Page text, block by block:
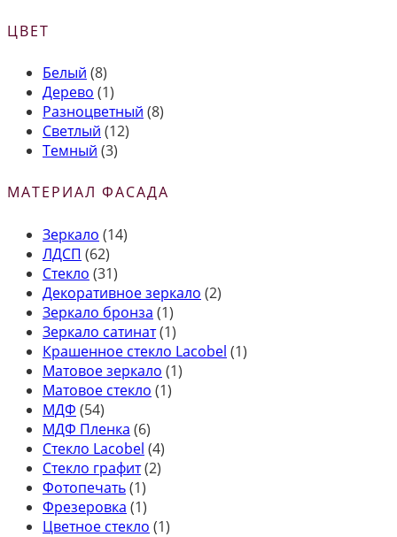
ЦВЕТ
Белый (8)
Дерево (1)
Разноцветный (8)
Светлый (12)
Темный (3)
МАТЕРИАЛ ФАСАДА
Зеркало (14)
ЛДСП (62)
Стекло (31)
Декоративное зеркало (2)
Зеркало бронза (1)
Зеркало сатинат(1)
Крашенное стекло Lacobel (1)
Матовое зеркало (1)
Матовое стекло (1)
МДФ (54)
МДФ Пленка (6)
Стекло Lacobel (4)
Стекло графит(2)
Фотопечать(1)
Фрезеровка (1)
Цветное стекло (1)